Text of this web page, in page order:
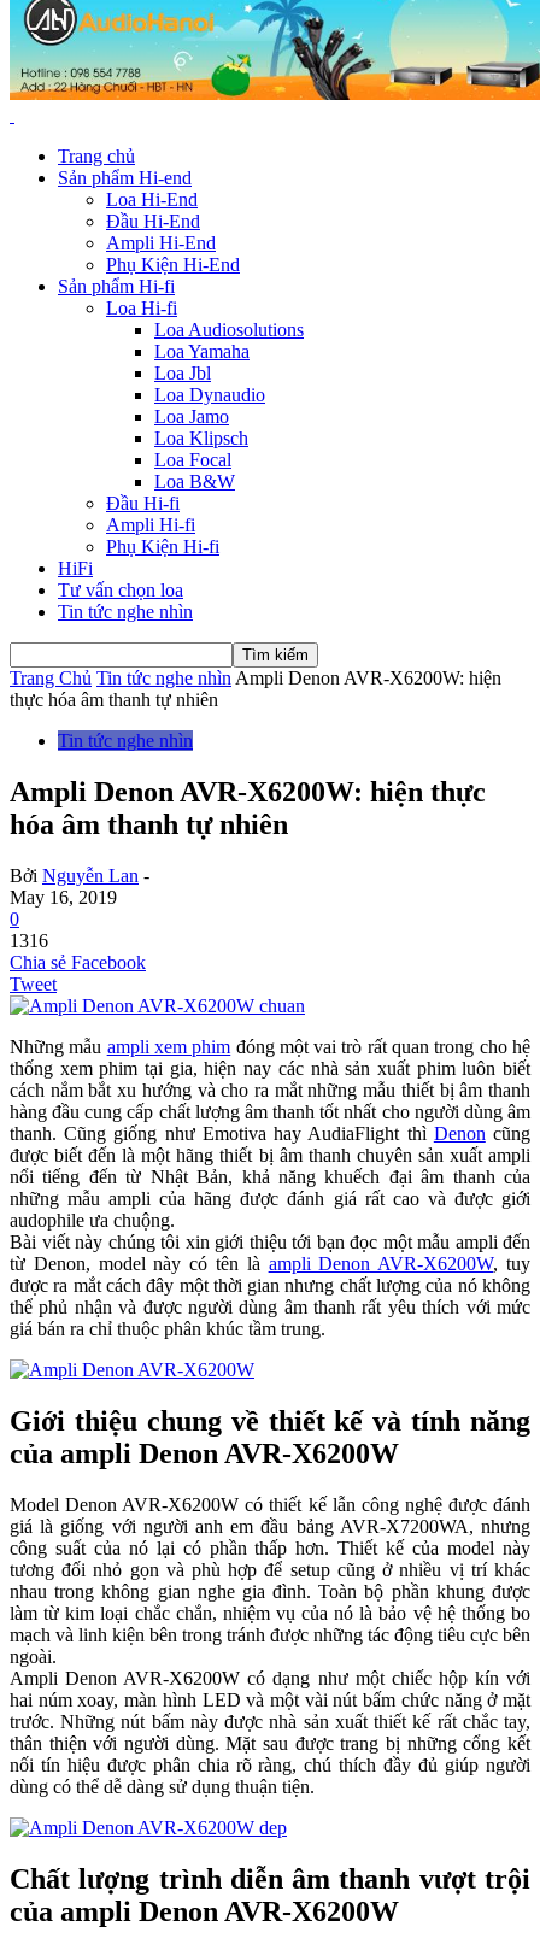
Trang chủ
Sản phẩm Hi-end
Loa Hi-End
Đầu Hi-End
Ampli Hi-End
Phụ Kiện Hi-End
Sản phẩm Hi-fi
Loa Hi-fi
Loa Audiosolutions
Loa Yamaha
Loa Jbl
Loa Dynaudio
Loa Jamo
Loa Klipsch
Loa Focal
Loa B&W
Đầu Hi-fi
Ampli Hi-fi
Phụ Kiện Hi-fi
HiFi
Tư vấn chọn loa
Tin tức nghe nhìn
Trang Chủ Tin tức nghe nhìn Ampli Denon AVR-X6200W: hiện
thực hóa âm thanh tự nhiên
Tin tức nghe nhìn
Ampli Denon AVR-X6200W: hiện thực
hóa âm thanh tự nhiên
Bởi Nguyễn Lan -
May 16, 2019
0
1316
Chia sẻ Facebook
Tweet
Những mẫu ampli xem phim đóng một vai trò rất quan trong cho hệ
thống xem phim tại gia, hiện nay các nhà sản xuất phim luôn biết
cách nắm bắt xu hướng và cho ra mắt những mẫu thiết bị âm thanh
hàng đầu cung cấp chất lượng âm thanh tốt nhất cho người dùng âm
thanh. Cũng giống như Emotiva hay AudiaFlight thì Denon cũng
được biết đến là một hãng thiết bị âm thanh chuyên sản xuất ampli
nổi tiếng đến từ Nhật Bản, khả năng khuếch đại âm thanh của
những mẫu ampli của hãng được đánh giá rất cao và được giới
audophile ưa chuộng.
Bài viết này chúng tôi xin giới thiệu tới bạn đọc một mẫu ampli đến
từ Denon, model này có tên là ampli Denon AVR-X6200W, tuy
được ra mắt cách đây một thời gian nhưng chất lượng của nó không
thể phủ nhận và được người dùng âm thanh rất yêu thích với mức
giá bán ra chỉ thuộc phân khúc tầm trung.
Giới thiệu chung về thiết kế và tính năng
của ampli Denon AVR-X6200W
Model Denon AVR-X6200W có thiết kế lẫn công nghệ được đánh
giá là giống với người anh em đầu bảng AVR-X7200WA, nhưng
công suất của nó lại có phần thấp hơn. Thiết kế của model này
tương đối nhỏ gọn và phù hợp để setup cũng ở nhiều vị trí khác
nhau trong không gian nghe gia đình. Toàn bộ phần khung được
làm từ kim loại chắc chắn, nhiệm vụ của nó là bảo vệ hệ thống bo
mạch và linh kiện bên trong tránh được những tác động tiêu cực bên
ngoài.
Ampli Denon AVR-X6200W có dạng như một chiếc hộp kín với
hai núm xoay, màn hình LED và một vài nút bấm chức năng ở mặt
trước. Những nút bấm này được nhà sản xuất thiết kế rất chắc tay,
thân thiện với người dùng. Mặt sau được trang bị những cổng kết
nối tín hiệu được phân chia rõ ràng, chú thích đầy đủ giúp người
dùng có thể dễ dàng sử dụng thuận tiện.
Chất lượng trình diễn âm thanh vượt trội
của ampli Denon AVR-X6200W